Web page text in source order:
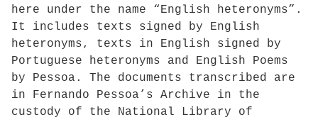
here under the name “English heteronyms”.
It includes texts signed by English
heteronyms, texts in English signed by
Portuguese heteronyms and English Poems
by Pessoa. The documents transcribed are
in Fernando Pessoa’s Archive in the
custody of the National Library of